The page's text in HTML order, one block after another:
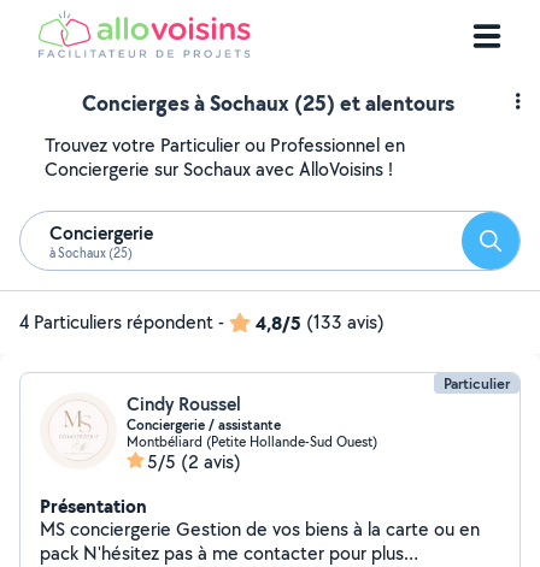
Concierges à Sochaux (25) et alentours
Trouvez votre Particulier ou Professionnel en
Conciergerie sur Sochaux avec AlloVoisins !
Conciergerie
à Sochaux (25)
4 Particuliers répondent- 4,8/5 (133 avis)
Particulier
Cindy Roussel
Conciergerie / assistante
Montbéliard (Petite Hollande-Sud Ouest)
5/5 (2 avis)
Présentation
MS conciergerie Gestion de vos biens à la carte ou en
pack N'hésitez pas à me contacter pour plus